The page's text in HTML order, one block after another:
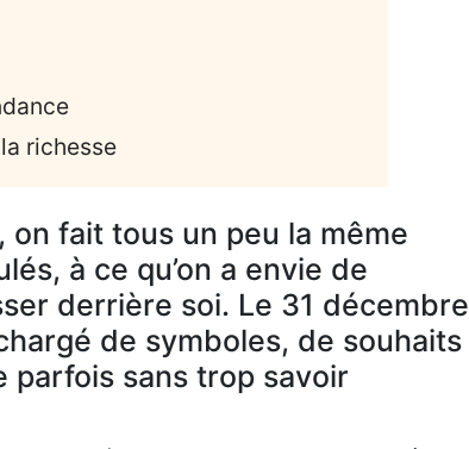
richesse
on fait tous un peu la même
à ce qu’on a envie de
derrière soi. Le 31 décembre
de symboles, de souhaits
parfois sans trop savoir